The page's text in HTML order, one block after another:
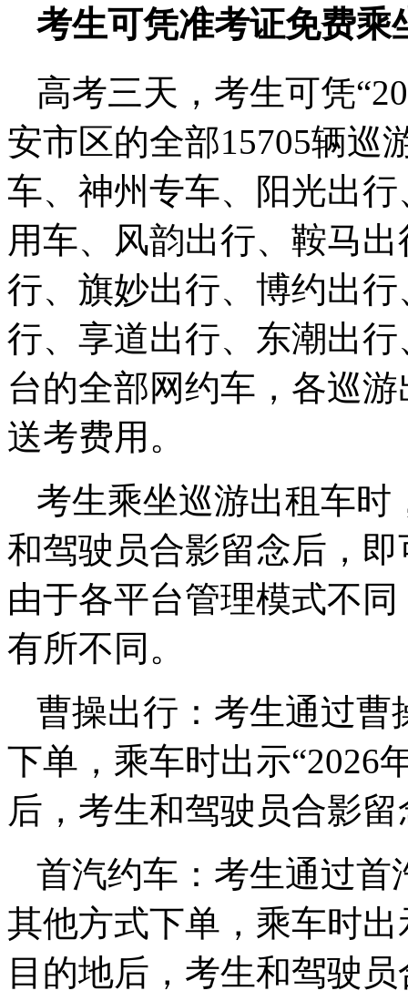
考生可凭准考证免费乘
高考三天，考生可凭
安市区的全部15705辆巡
车、神州专车、阳光出
用车、风韵出行、鞍马
行、旗妙出行、博约出
行、享道出行、东潮出
台的全部网约车，各巡
送考费用。
考生乘坐巡游出租车时
和驾驶员合影留念后，
由于各平台管理模式不
有所不同。
曹操出行：考生通过曹
下单，乘车时出示“2026
后，考生和驾驶员合影
首汽约车：考生通过首
其他方式下单，乘车时出
目的地后，考生和驾驶